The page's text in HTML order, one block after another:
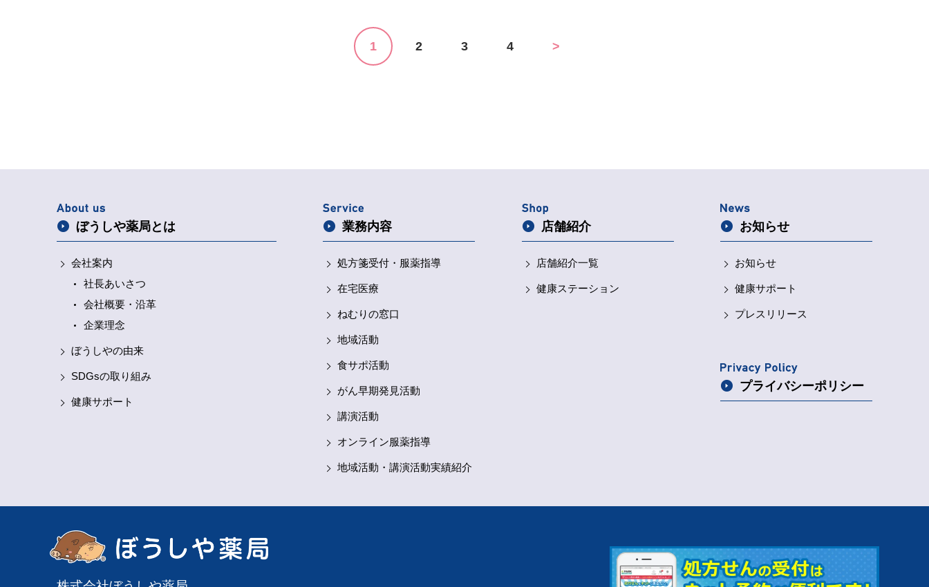
適切な対応をしないままにしたりすることで、心
身の機能低下につながる負の連鎖が生じる可能性
があります。オーラルフレイルを早期に発見し、
歯ぐきのマッサージにも！知覚過敏の方、歯並び
が複雑な方、治療中、口腔外科手術後の方にもお
ススメです
ラシ【 プラチナナノ万毛歯ブラシ manmou 価
格 1,200円＋税 】です これからも予防で皆さん
の健康をサポートしていきたい、ぼ うしや薬局
です
1 2 3 4 >
ぼうしや薬局とは
会社案内
社長あいさつ
会社概要・沿革
企業理念
ぼうしやの由来
SDGsの取り組み
健康サポート
業務内容
処方箋受付・ 服薬指導
在宅医療
ねむりの窓口
地域活動
食サポ活動
がん早期発見活動
講演活動
オンライン服薬指導
地域活動・講演活動実績紹介
店舗紹介
店舗紹介一覧
健康ステーション
お知らせ
お知らせ
健康サポート
プレスリリース
プライバシーポリシー